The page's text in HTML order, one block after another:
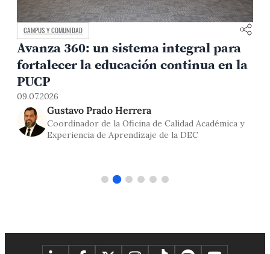
CAMPUS Y COMUNIDAD
Avanza 360: un sistema integral para
fortalecer la educación continua en la
PUCP
09.07.2026
Gustavo Prado Herrera
Coordinador de la Oficina de Calidad Académica y
Experiencia de Aprendizaje de la DEC